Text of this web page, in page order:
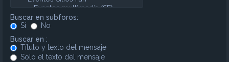
Buscar en subforos:
Sí
No
Buscar en :
Título y texto del mensaje
Solo el texto del mensaje